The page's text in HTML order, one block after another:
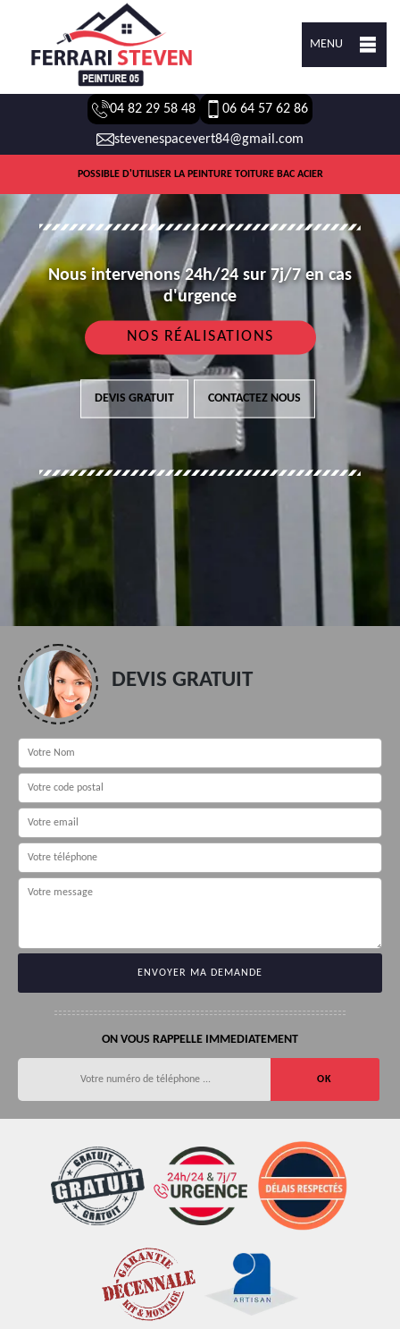
MENU
04 82 29 58 48 06 64 57 62 86
stevenespacevert84@gmail.com
POSSIBLE D'UTILISER LA PEINTURE TOITURE BAC ACIER
Nous intervenons 24h/24 sur 7j/7 en cas
d'urgence
NOS RÉALISATIONS
DEVIS GRATUIT CONTACTEZ NOUS
DEVIS GRATUIT
ON VOUS RAPPELLE IMMEDIATEMENT